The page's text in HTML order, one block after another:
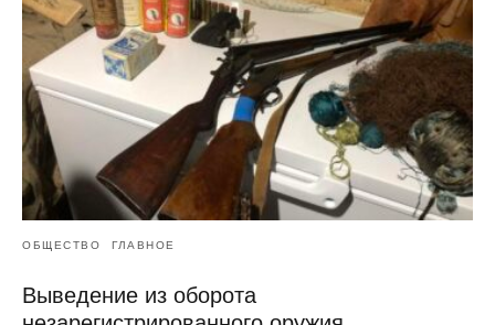
ОБЩЕСТВО ГЛАВНОЕ
Выведение из оборота